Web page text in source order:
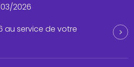
2026
au service de votre